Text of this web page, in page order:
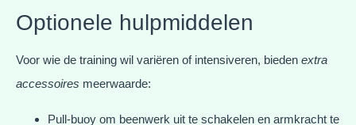
Optionele hulpmiddelen
Voor wie de training wil variëren of intensiveren, bieden extra
accessoires meerwaarde:
Pull-buoy om beenwerk uit te schakelen en armkracht te